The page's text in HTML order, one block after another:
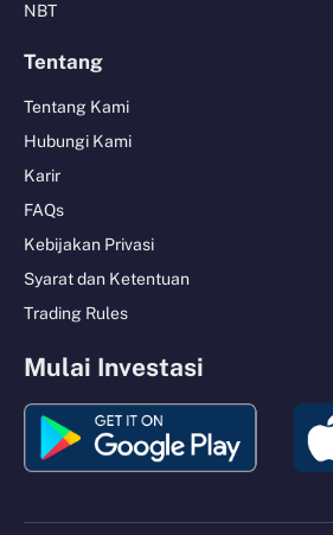
NBT
Tentang
Tentang Kami
Hubungi Kami
Karir
FAQs
Kebijakan Privasi
Syarat dan Ketentuan
Trading Rules
Mulai Investasi